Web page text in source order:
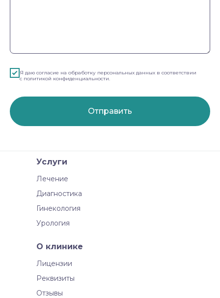
Я даю согласие на обработку персональных данных в соответствии
с политикой конфиденциальности.
Отправить
О клинике
Лицензии
Реквизиты
Отзывы
Услуги
Лечение
Диагностика
Гинекология
Урология